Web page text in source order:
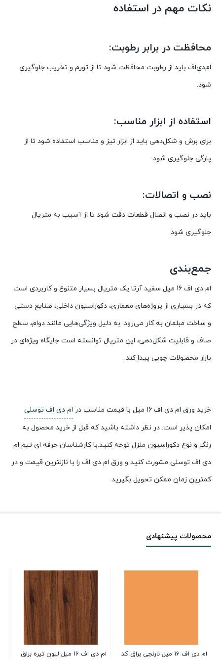
نکات مهم در استفاده
محافظت در برابر رطوبت:
ام‌دی‌اف باید از رطوبت محافظت شود تا از تورم و تخریب جلوگیری
شود.
استفاده از ابزار مناسب:
برای برش و شکل‌دهی باید از ابزار تیز و مناسب استفاده شود تا از
پارگی جلوگیری شود.
نصب و اتصالات:
باید در نصب و اتصال قطعات دقت شود تا از آسیب به متریال
جلوگیری شود.
جمع‌بندی
ام دی اف 16 میل سفید آرتا یک متریال بسیار متنوع و کاربردی است
که در بسیاری از پروژه‌های معماری، دکوراسیون داخلی، صنایع دستی
و ساخت مبلمان به کار می‌رود. به دلیل ویژگی‌هایی مانند دوام، سطح
صاف و قابلیت شکل‌دهی، این متریال توانسته است جایگاه ویژه‌ای در
بازار محصولات چوبی پیدا کند.
خرید ورق ام دی اف 16 میل با قیمت مناسب در
ام دی اف توسلی
امکان پذیر است. در نظر داشته باشید که قبل از خرید محصول به
رنگ و نوع دکوراسیون منزل توجه کنید.با کارشناسان حرفه ای تیم ام
دی اف توسلی مشورت کنید و ورق ام دی اف را با نازلترین قیمت و در
کمترین زمان ممکن تحویل بگیرید.
محصولات پیشنهادی
ام دی اف 16 میل نارنجی براق کد
ام دی اف 16 میل لیون تیره براق